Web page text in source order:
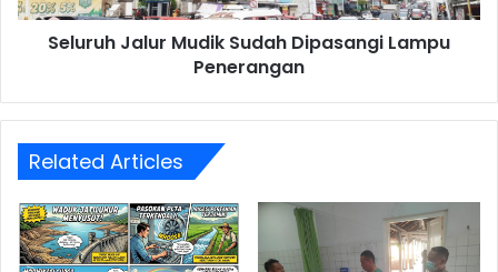
Seluruh Jalur Mudik Sudah Dipasangi Lampu
Penerangan
Related Articles